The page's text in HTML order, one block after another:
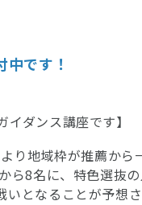
です！
イダンス講座です】
り地域枠が推薦から
ら8名に、特色選抜
となることが予想さ